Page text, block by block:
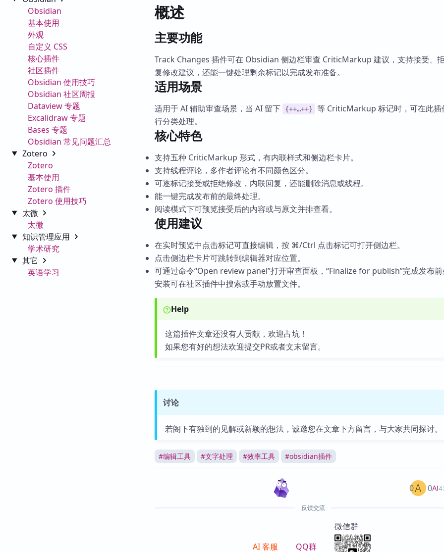
Obsidian
基本使用
外观
自定义 CSS
核心插件
社区插件
Obsidian 使用技巧
Obsidian 社区周报
Dataview 专题
Excalidraw 专题
Bases 专题
Obsidian 常见问题汇总
Zotero
Zotero
基本使用
Zotero 插件
Zotero 使用技巧
太微
太微
知识管理应用
学术研究
其它
英语学习
概述
主要功能
Track Changes 插件可在 Obsidian 侧边栏审查 CriticMarkup 建议，支持接受、
复修改建议，还能一键处理剩余标记以完成发布准备。
适用场景
适用于 AI 辅助审查场景，当 AI 留下 {++…++}
等 CriticMarkup 标记时，可在此插
行分类处理。
核心特色
支持五种 CriticMarkup 形式，有内联样式和侧边栏卡片。
支持线程评论，多作者评论有不同颜色区分。
可逐标记接受或拒绝修改，内联回复，还能删除消息或线程。
能一键完成发布前的最终处理。
阅读模式下可预览接受后的内容或与原文并排查看。
使用建议
在实时预览中点击标记可直接编辑，按 ⌘/Ctrl 点击标记可打开侧边栏。
点击侧边栏卡片可跳转到编辑器对应位置。
可通过命令“Open review panel”打开审查面板，“Finalize for publish”完成发布前
安装可在社区插件中搜索或手动放置文件。
Help
这篇插件文章还没有人贡献，欢迎占坑！
如果您有好的想法欢迎提交PR或者文末留言。
讨论
若阁下有独到的见解或新颖的想法，诚邀您在文章下方留言，与大家共同探讨。
#编辑工具 #文字处理 #效率工具 #obsidian插件
AI
0 0
反馈交流
AI 客服 QQ群
微信群